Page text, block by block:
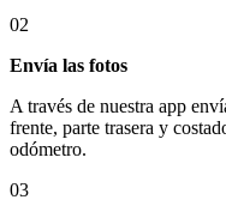
02
Envía las fotos
A través de nuestra app
frente, parte trasera y
odómetro.
03